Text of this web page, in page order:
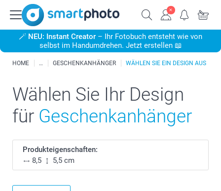
🪄 NEU: Instant Creator – Ihr Fotobuch entsteht wie von
selbst im Handumdrehen. Jetzt erstellen 📖
HOME GESCHENKANHÄNGER WÄHLEN SIE EIN DESIGN AUS
Wählen Sie Ihr Design
für Geschenkanhänger
Produkteigenschaften:
8,5
5,5 cm